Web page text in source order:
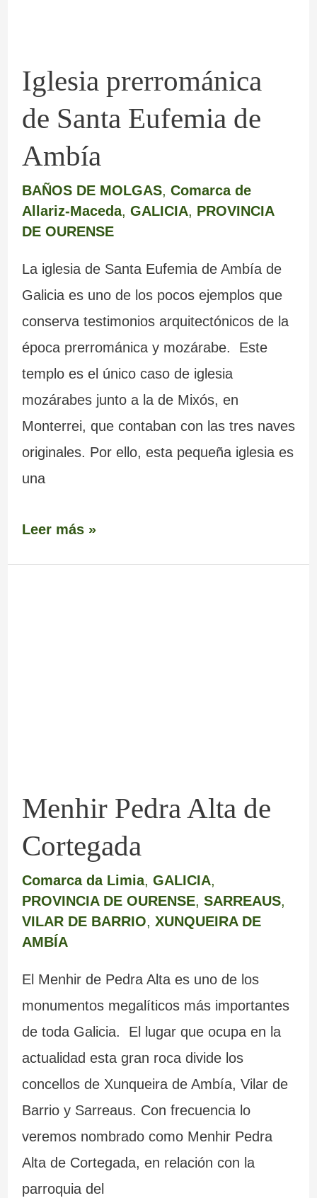
Iglesia prerrománica
de Santa Eufemia de
Ambía
BAÑOS DE MOLGAS, Comarca de
Allariz-Maceda, GALICIA, PROVINCIA
DE OURENSE
La iglesia de Santa Eufemia de Ambía de
Galicia es uno de los pocos ejemplos que
conserva testimonios arquitectónicos de la
época prerrománica y mozárabe. Este
templo es el único caso de iglesia
mozárabes junto a la de Mixós, en
Monterrei, que contaban con las tres naves
originales. Por ello, esta pequeña iglesia es
una
Leer más »
Menhir Pedra Alta de
Cortegada
Comarca da Limia, GALICIA,
PROVINCIA DE OURENSE, SARREAUS,
VILAR DE BARRIO, XUNQUEIRA DE
AMBÍA
El Menhir de Pedra Alta es uno de los
monumentos megalíticos más importantes
de toda Galicia. El lugar que ocupa en la
actualidad esta gran roca divide los
concellos de Xunqueira de Ambía, Vilar de
Barrio y Sarreaus. Con frecuencia lo
veremos nombrado como Menhir Pedra
Alta de Cortegada, en relación con la
parroquia del